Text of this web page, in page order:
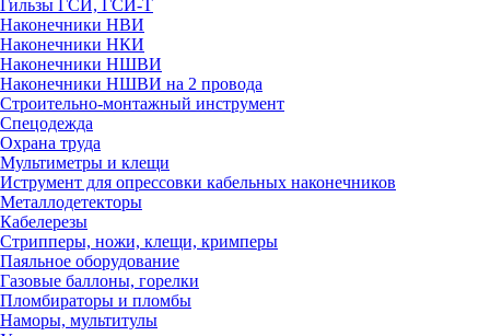
Гильзы ГСИ, ГСИ-Т
Наконечники НВИ
Наконечники НКИ
Наконечники НШВИ
Наконечники НШВИ на 2 провода
Строительно-монтажный инструмент
Спецодежда
Охрана труда
Мультиметры и клещи
Иструмент для опрессовки кабельных наконечников
Металлодетекторы
Кабелерезы
Стрипперы, ножи, клещи, кримперы
Паяльное оборудование
Газовые баллоны, горелки
Пломбираторы и пломбы
Наморы, мультитулы